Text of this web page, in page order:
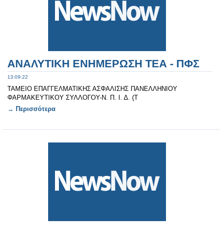
ΑΝΑΛΥΤΙΚΗ ΕΝΗΜΕΡΩΣΗ ΤΕΑ - ΠΦΣ
13:09:22
ΤΑΜΕΙΟ ΕΠΑΓΓΕΛΜΑΤΙΚΗΣ ΑΣΦΑΛΙΣΗΣ ΠΑΝΕΛΛΗΝΙΟΥ
ΦΑΡΜΑΚΕΥΤΙΚΟΥ ΣΥΛΛΟΓΟΥ-Ν. Π. Ι. Δ. (Τ
→ Περισσότερα